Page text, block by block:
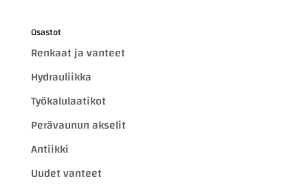
Osastot
Renkaat ja vanteet
Hydrauliikka
Työkalulaatikot
Perävaunun akselit
Antiikki
Uudet vanteet